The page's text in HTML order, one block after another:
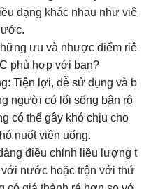
dạng khác nhau như viê
ưu và nhược điểm riê
phù hợp với bạn?
Tiện lợi, dễ sử dụng và b
người có lối sống bận rộ
có thể gây khó chịu cho
nuốt viên uống.
điều chỉnh liều lượng t
với nước hoặc trộn với thứ